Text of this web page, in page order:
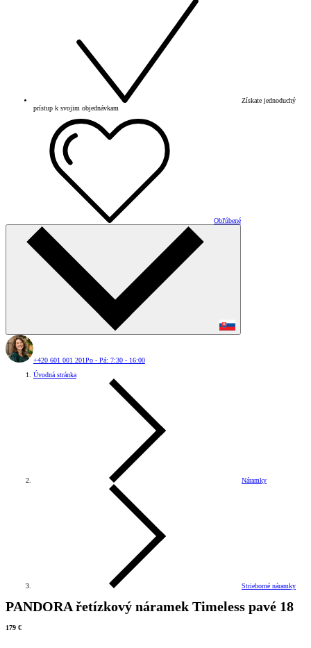
Získate jednoduchý
prístup k svojim objednávkam
Obľúbené
+420 601 001 201Po - Pá: 7:30 - 16:00
Úvodná stránka
Náramky
Strieborné náramky
PANDORA řetízkový náramek Timeless pavé 18
179 €